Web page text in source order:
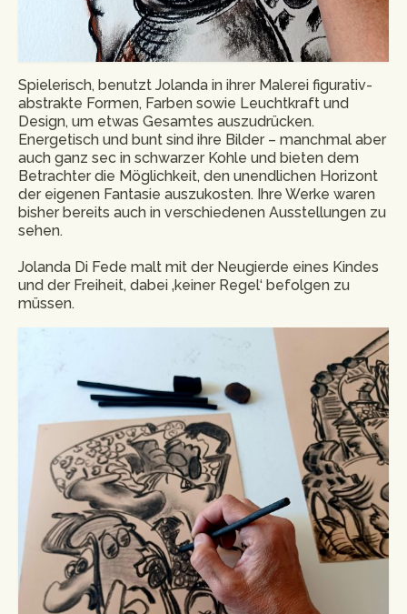
Spielerisch, benutzt Jolanda in ihrer Malerei figurativ-
abstrakte Formen, Farben sowie Leuchtkraft und
Design, um etwas Gesamtes auszudrücken.
Energetisch und bunt sind ihre Bilder – manchmal aber
auch ganz sec in schwarzer Kohle und bieten dem
Betrachter die Möglichkeit, den unendlichen Horizont
der eigenen Fantasie auszukosten. Ihre Werke waren
bisher bereits auch in verschiedenen Ausstellungen zu
sehen.
Jolanda Di Fede malt mit der Neugierde eines Kindes
und der Freiheit, dabei ‚keiner Regel‘ befolgen zu
müssen.